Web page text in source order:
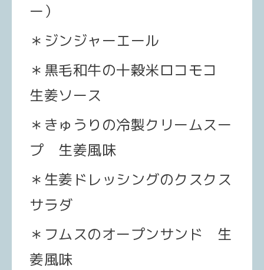
ー）
＊ジンジャーエール
＊黒毛和牛の十穀米ロコモコ
生姜ソース
＊きゅうりの冷製クリームスー
プ 生姜風味
＊生姜ドレッシングのクスクス
サラダ
＊フムスのオープンサンド 生
姜風味